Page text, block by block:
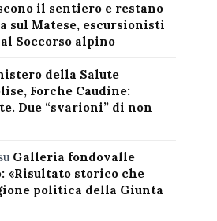
il sentiero e restano
sul Matese, escursionisti
Soccorso alpino
della Salute
Forche Caudine:
Due “svarioni” di non
Galleria fondovalle
«Risultato storico che
politica della Giunta